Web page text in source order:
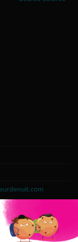
cliquez ici pour